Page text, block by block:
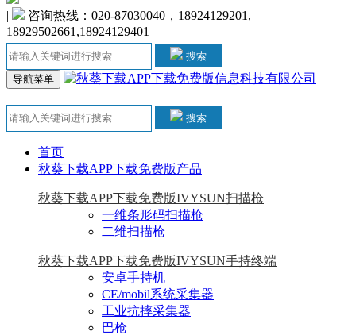
|
咨询热线：020-87030040，18924129201,
18929502661,18924129401
搜索
导航菜单
搜索
首页
秋葵下载APP下载免费版产品
秋葵下载APP下载免费版IVYSUN扫描枪
一维条形码扫描枪
二维扫描枪
秋葵下载APP下载免费版IVYSUN手持终端
安卓手持机
CE/mobil系统采集器
工业抗摔采集器
巴枪